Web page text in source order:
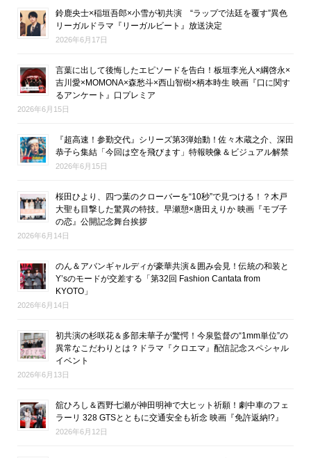
鈴鹿央士×稲垣吾郎×小雪が初共演 “ラップで法廷を覆す”異色
リーガルドラマ『リーガルビート』放送決定
2026年6月17日
言葉に出して後悔したエピソードを告白！板垣李光人×綱啓永×
吉川愛×MOMONA×森愁斗×西山智樹×柄本時生 映画『口に関す
るアンケート』口プレミア
2026年6月15日
『超高速！参勤交代』シリーズ第3弾始動！佐々木蔵之介、深田
恭子ら集結「今回は空を飛びます」特報映像＆ビジュアル解禁
2026年6月15日
桜田ひより、四つ葉のクローバーを“10秒”で見つける！？木戸
大聖も目撃した驚異の特技。早瀬憩×唐田えりか 映画『モブ子
の恋』公開記念舞台挨拶
2026年6月14日
のん＆アバンギャルディが豪華共演＆囲み会見！伝統の和装と
Y’sのモードが交差する「第32回 Fashion Cantata from
KYOTO」
2026年6月14日
初共演の杉咲花＆多部未華子が驚愕！今泉監督の“1mm単位”の
異常なこだわりとは？ドラマ『クロエマ』配信記念スペシャル
イベント
2026年6月13日
舘ひろし＆西野七瀬が神田明神で大ヒット祈願！劇中車のフェ
ラーリ 328 GTSとともに交通安全も祈念 映画『免許返納!?』
2026年6月12日